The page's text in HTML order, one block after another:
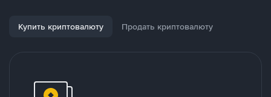
Купить криптовалюту Продать криптовалюту